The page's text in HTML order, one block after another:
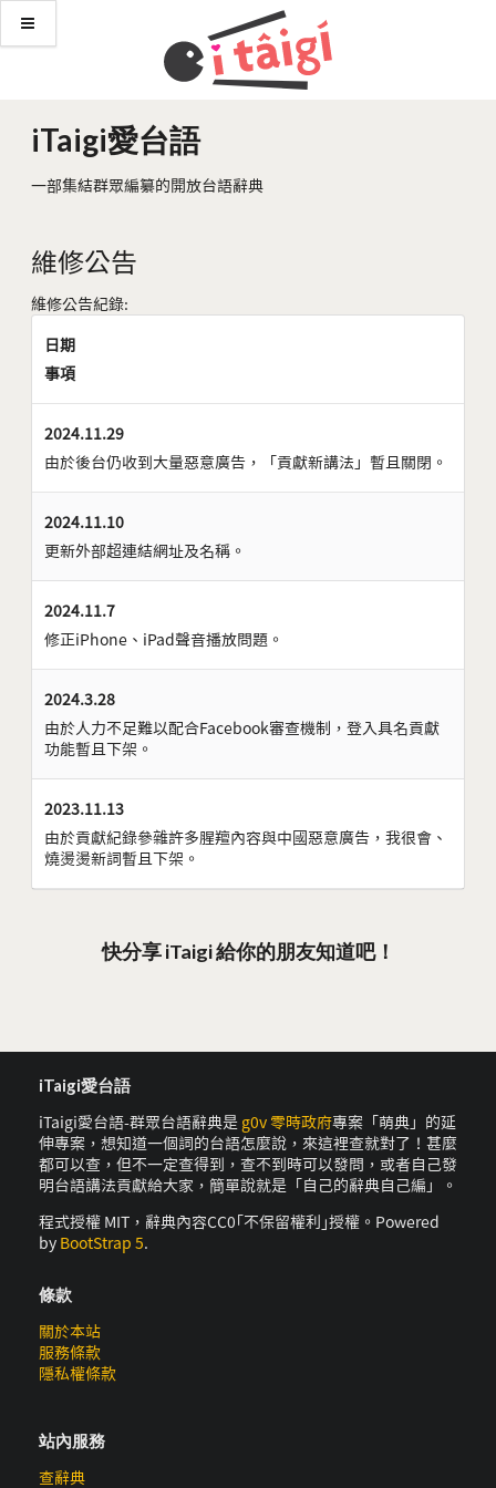
iTaigi愛台語
一部集結群眾編纂的開放台語辭典
維修公告
維修公告紀錄:
日期
事項
2024.11.29
由於後台仍收到大量惡意廣告，「貢獻新講法」暫且關閉。
2024.11.10
更新外部超連結網址及名稱。
2024.11.7
修正iPhone、iPad聲音播放問題。
2024.3.28
由於人力不足難以配合Facebook審查機制，登入具名貢獻
功能暫且下架。
2023.11.13
由於貢獻紀錄參雜許多腥羶內容與中國惡意廣告，我很會、
燒燙燙新詞暫且下架。
快分享 iTaigi 給你的朋友知道吧！
iTaigi愛台語
iTaigi愛台語-群眾台語辭典是 g0v 零時政府專案「萌典」的延
伸專案，想知道一個詞的台語怎麼說，來這裡查就對了！甚麼
都可以查，但不一定查得到，查不到時可以發問，或者自己發
明台語講法貢獻給大家，簡單說就是「自己的辭典自己編」。
程式授權 MIT，辭典內容CC0｢不保留權利｣授權。Powered
by BootStrap 5.
條款
關於本站
服務條款
隱私權條款
站內服務
查辭典